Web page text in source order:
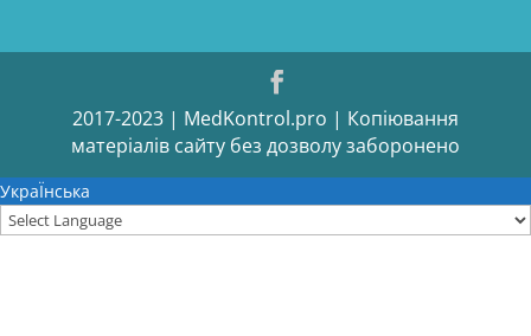
2017-2023 | MedKontrol.pro | Копіювання
матеріалів сайту без дозволу заборонено
УкраЇнська